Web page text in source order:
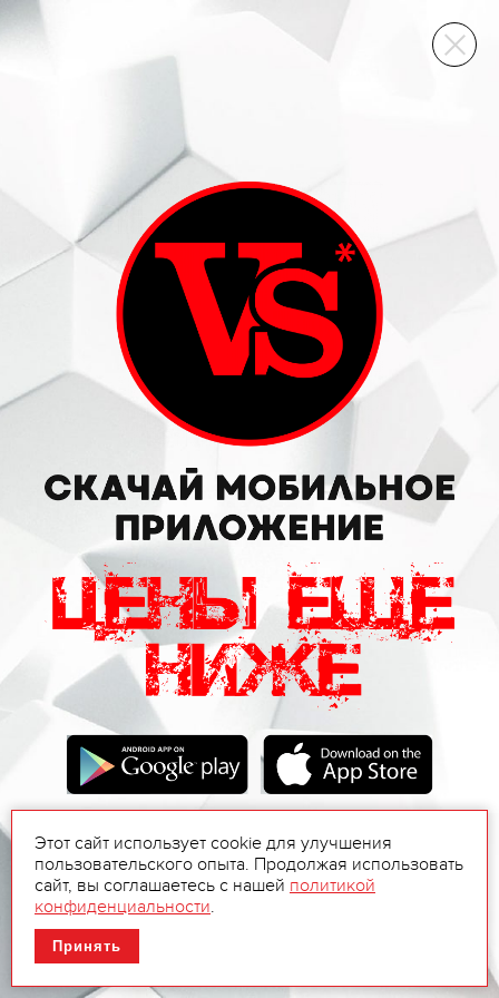
ВИННЫЙ СКЛАД
Этот сайт использует cookie для улучшения
пользовательского опыта. Продолжая использовать
сайт, вы соглашаетесь с нашей политикой
конфиденциальности.
Принять